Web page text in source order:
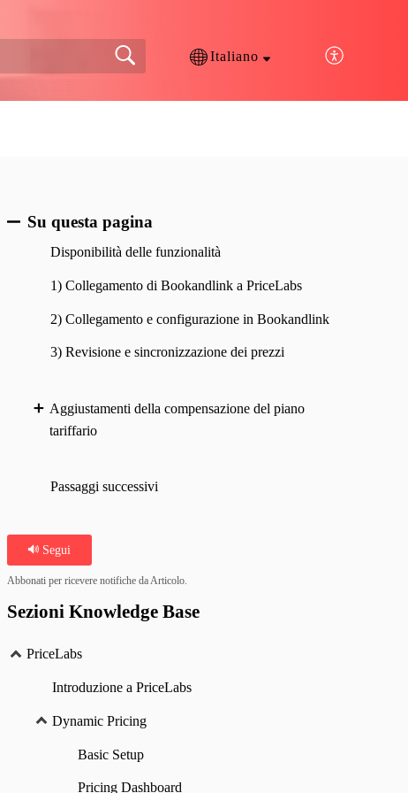
Italiano
Su questa pagina
Disponibilità delle funzionalità
1) Collegamento di Bookandlink a PriceLabs
2) Collegamento e configurazione in Bookandlink
3) Revisione e sincronizzazione dei prezzi
Aggiustamenti della compensazione del piano
tariffario
Passaggi successivi
Segui
Abbonati per ricevere notifiche da Articolo.
Sezioni Knowledge Base
PriceLabs
Introduzione a PriceLabs
Dynamic Pricing
Basic Setup
Pricing Dashboard